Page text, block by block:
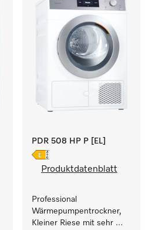
PDR 508 HP P [EL]
Produktdatenblatt
Professional
Wärmepumpentrockner,
Kleiner Riese mit sehr